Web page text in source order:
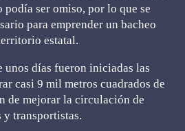
ser omiso, por lo que se
para emprender un bacheo
estatal.
unos días fueron iniciadas las
casi 9 mil metros cuadrados de
de mejorar la circulación de
y transportistas.